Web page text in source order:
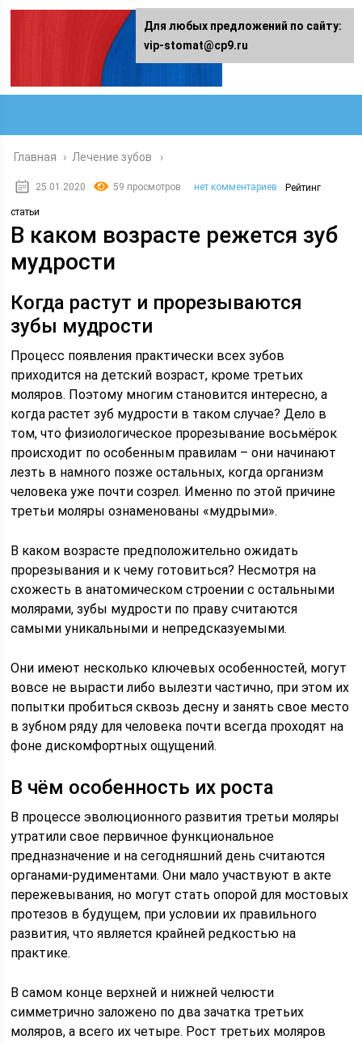
Главная › Лечение зубов
25.01.2020 59 просмотров нет комментариев Рейтинг
статьи
В каком возрасте режется зуб
мудрости
Когда растут и прорезываются
зубы мудрости
Процесс появления практически всех зубов
приходится на детский возраст, кроме третьих
моляров. Поэтому многим становится интересно, а
когда растет зуб мудрости в таком случае? Дело в
том, что физиологическое прорезывание восьмёрок
происходит по особенным правилам – они начинают
лезть в намного позже остальных, когда организм
человека уже почти созрел. Именно по этой причине
третьи моляры ознаменованы «мудрыми».
В каком возрасте предположительно ожидать
прорезывания и к чему готовиться? Несмотря на
схожесть в анатомическом строении с остальными
молярами, зубы мудрости по праву считаются
самыми уникальными и непредсказуемыми.
Они имеют несколько ключевых особенностей, могут
вовсе не вырасти либо вылезти частично, при этом их
попытки пробиться сквозь десну и занять свое место
в зубном ряду для человека почти всегда проходят на
фоне дискомфортных ощущений.
В чём особенность их роста
В процессе эволюционного развития третьи моляры
утратили свое первичное функциональное
предназначение и на сегодняшний день считаются
органами-рудиментами. Они мало участвуют в акте
пережевывания, но могут стать опорой для мостовых
протезов в будущем, при условии их правильного
развития, что является крайней редкостью на
практике.
В самом конце верхней и нижней челюсти
симметрично заложено по два зачатка третьих
моляров, а всего их четыре. Рост третьих моляров
Для любых предложений по сайту:
vip-stomat@cp9.ru